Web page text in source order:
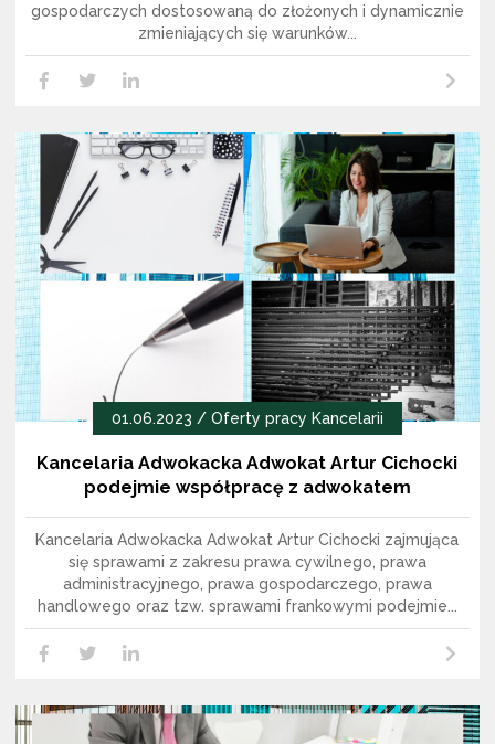
gospodarczych dostosowaną do złożonych i dynamicznie
zmieniających się warunków...
01.06.2023 / Oferty pracy Kancelarii
Kancelaria Adwokacka Adwokat Artur Cichocki
podejmie współpracę z adwokatem
Kancelaria Adwokacka Adwokat Artur Cichocki zajmująca
się sprawami z zakresu prawa cywilnego, prawa
administracyjnego, prawa gospodarczego, prawa
handlowego oraz tzw. sprawami frankowymi podejmie...